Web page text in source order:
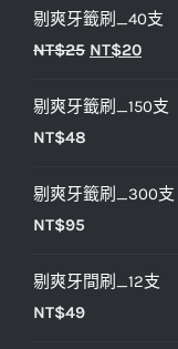
價
格：
價
格：
剔爽牙籤刷_40支
NT$25 原
價
NT$20目
價
剔爽牙籤刷_150支
NT$48
剔爽牙籤刷_300支
NT$95
剔爽牙間刷_12支
NT$49